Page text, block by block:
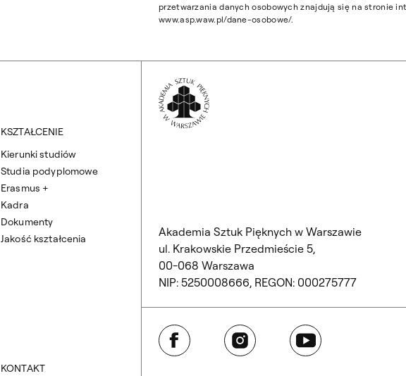
przetwarzania danych osobowych znajdują się na stronie
www.asp.waw.pl/dane-osobowe/.
KSZTAŁCENIE
Kierunki studiów
Studia podyplomowe
Erasmus +
Kadra
Dokumenty
Jakość kształcenia
KONTAKT
Akademia Sztuk Pięknych w Warszawie
ul. Krakowskie Przedmieście 5,
00-068 Warszawa
NIP: 5250008666, REGON: 000275777
Facebook Instagram YouTube